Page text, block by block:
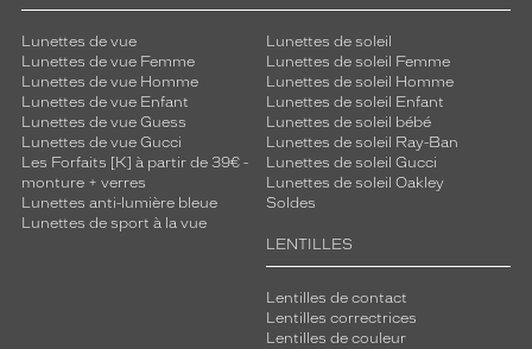
Lunettes de vue
Lunettes de vue Femme
Lunettes de vue Homme
Lunettes de vue Enfant
Lunettes de vue Guess
Lunettes de vue Gucci
Les Forfaits [K] à partir de 39€ -
monture + verres
Lunettes anti-lumière bleue
Lunettes de sport à la vue
Lunettes de soleil
Lunettes de soleil Femme
Lunettes de soleil Homme
Lunettes de soleil Enfant
Lunettes de soleil bébé
Lunettes de soleil Ray-Ban
Lunettes de soleil Gucci
Lunettes de soleil Oakley
Soldes
LENTILLES
Lentilles de contact
Lentilles correctrices
Lentilles de couleur